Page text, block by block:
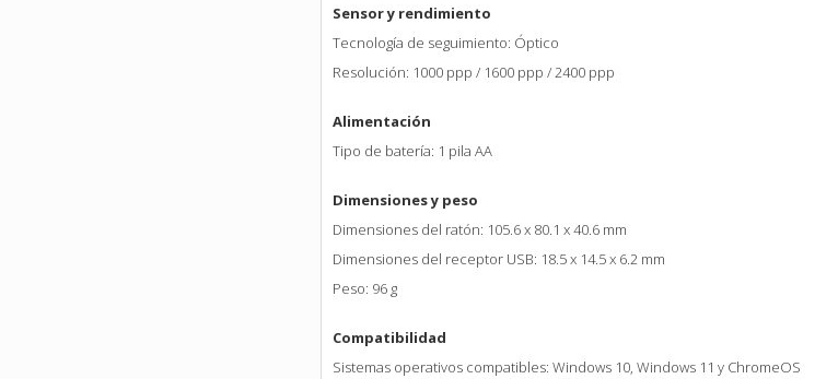
Sensor y rendimiento
Tecnología de seguimiento: Óptico
Resolución: 1000 ppp / 1600 ppp / 2400 ppp
Alimentación
Tipo de batería: 1 pila AA
Dimensiones y peso
Dimensiones del ratón: 105.6 x 80.1 x 40.6 mm
Dimensiones del receptor USB: 18.5 x 14.5 x 6.2 mm
Peso: 96 g
Compatibilidad
Sistemas operativos compatibles: Windows 10, Windows 11 y ChromeOS